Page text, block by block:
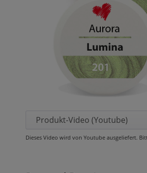
Produkt-Video (Youtube)
Dieses Video wird von Youtube ausgeliefert.